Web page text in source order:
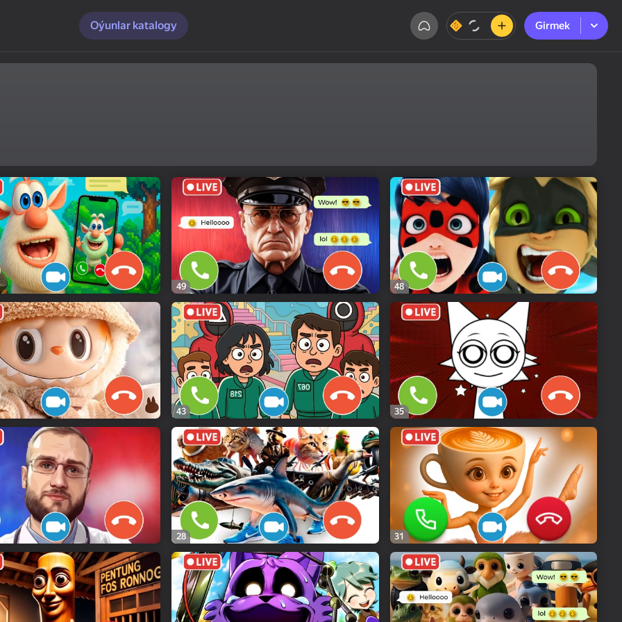
Oýunlar katalogy
Girmek
Girmek
49 48
43 35
28 31